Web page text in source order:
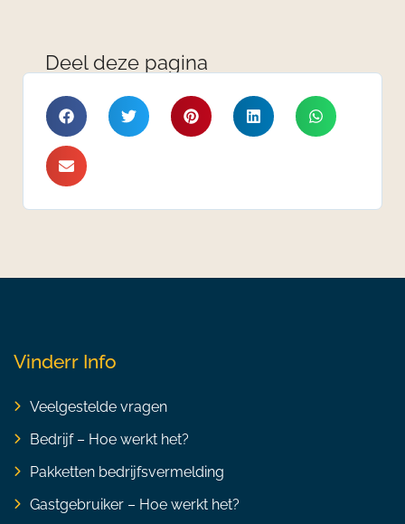
Deel deze pagina
Vinderr Info
Veelgestelde vragen
Bedrijf – Hoe werkt het?
Pakketten bedrijfsvermelding
Gastgebruiker – Hoe werkt het?